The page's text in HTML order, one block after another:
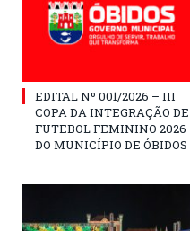
EDITAL Nº 001/2026 – III
COPA DA INTEGRAÇÃO DE
FUTEBOL FEMININO 2026
DO MUNICÍPIO DE ÓBIDOS